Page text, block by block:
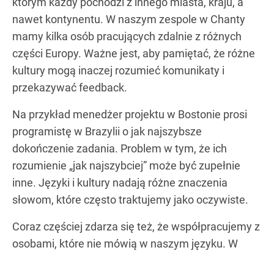
nawet kontynentu. W naszym zespole w Chanty
mamy kilka osób pracujących zdalnie z różnych
części Europy. Ważne jest, aby pamiętać, że różne
kultury mogą inaczej rozumieć komunikaty i
przekazywać feedback.
Na przykład menedżer projektu w Bostonie prosi
programistę w Brazylii o jak najszybsze
dokończenie zadania. Problem w tym, że ich
rozumienie „jak najszybciej” może być zupełnie
inne. Języki i kultury nadają różne znaczenia
słowom, które często traktujemy jako oczywiste.
Coraz częściej zdarza się też, że współpracujemy z
osobami, które nie mówią w naszym języku. W